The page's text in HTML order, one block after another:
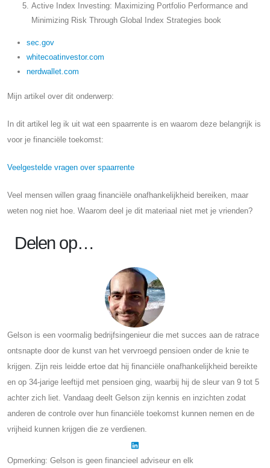
Active Index Investing: Maximizing Portfolio Performance and
Minimizing Risk Through Global Index Strategies book
sec.gov
whitecoatinvestor.com
nerdwallet.com
Mijn artikel over dit onderwerp:
In dit artikel leg ik uit wat een spaarrente is en waarom deze belangrijk is
voor je financiële toekomst:
Veelgestelde vragen over spaarrente
Veel mensen willen graag financiële onafhankelijkheid bereiken, maar
weten nog niet hoe. Waarom deel je dit materiaal niet met je vrienden?
Delen op…
Gelson is een voormalig bedrijfsingenieur die met succes aan de ratrace
ontsnapte door de kunst van het vervroegd pensioen onder de knie te
krijgen. Zijn reis leidde ertoe dat hij financiële onafhankelijkheid bereikte
en op 34-jarige leeftijd met pensioen ging, waarbij hij de sleur van 9 tot 5
achter zich liet. Vandaag deelt Gelson zijn kennis en inzichten zodat
anderen de controle over hun financiële toekomst kunnen nemen en de
vrijheid kunnen krijgen die ze verdienen.
Opmerking: Gelson is geen financieel adviseur en elk